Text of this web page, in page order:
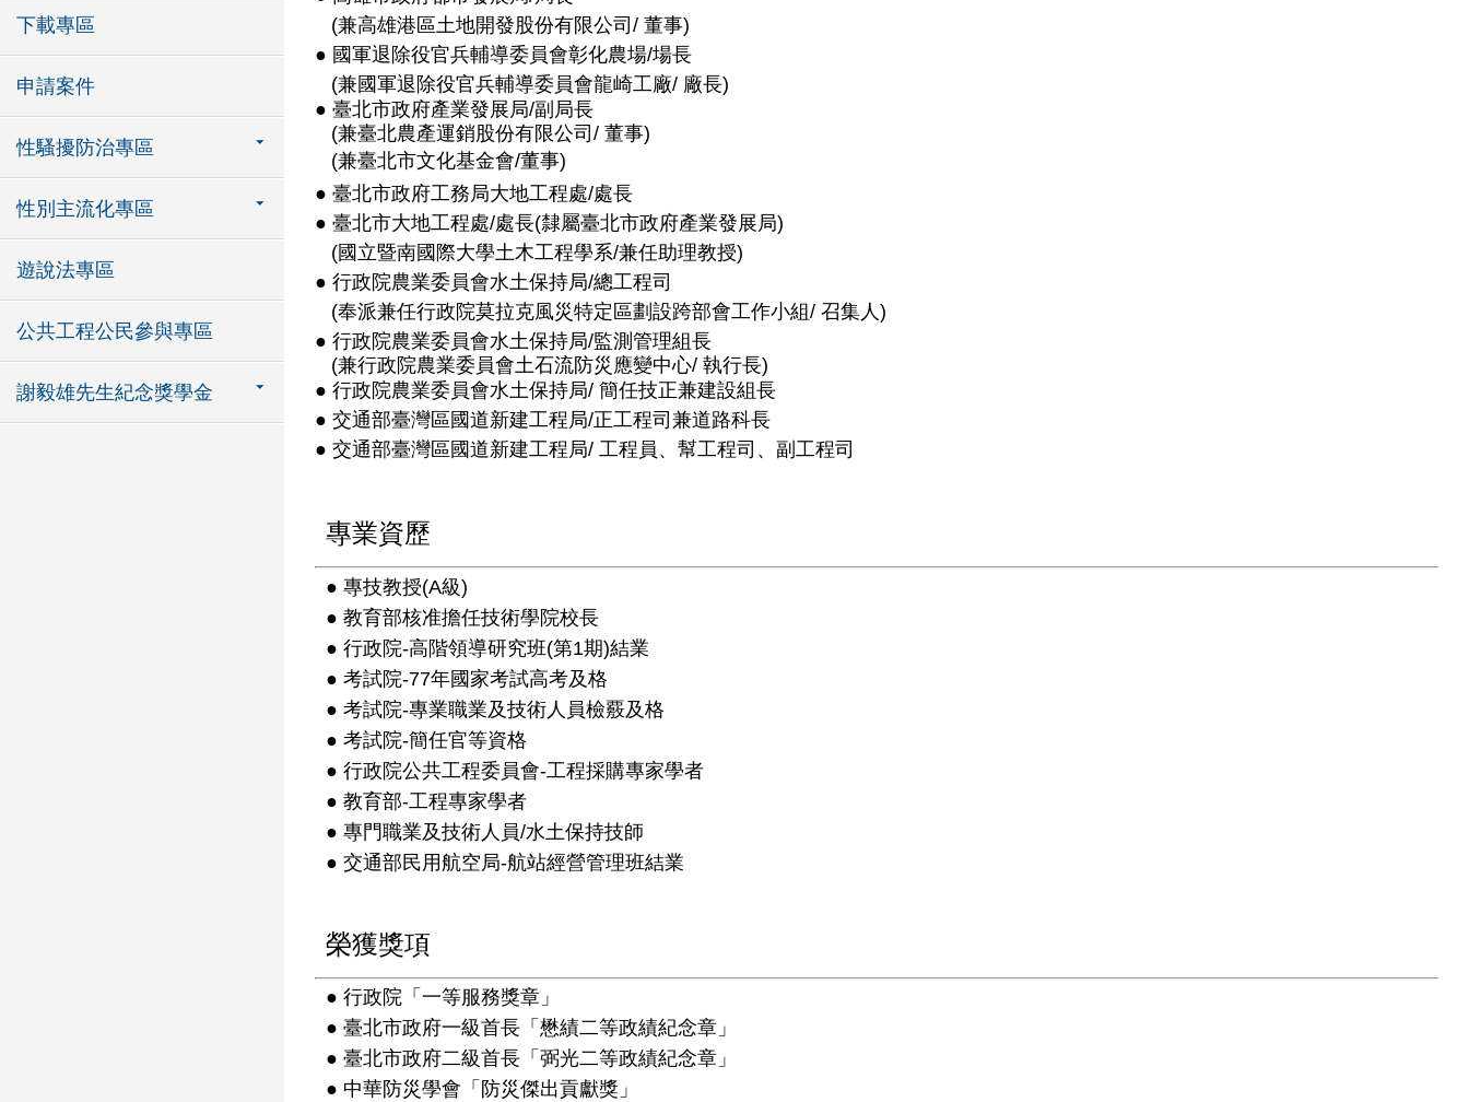
下載專區
申請案件
性騷擾防治專區
性別主流化專區
遊說法專區
公共工程公民參與專區
謝毅雄先生紀念獎學金
(兼高雄港區土地開發股份有限公司/ 董事)
● 國軍退除役官兵輔導委員會彰化農場/場長
(兼國軍退除役官兵輔導委員會龍崎工廠/ 廠長)
● 臺北市政府產業發展局/副局長
(兼臺北農產運銷股份有限公司/ 董事)
(兼臺北市文化基金會/董事)
● 臺北市政府工務局大地工程處/處長
● 臺北市大地工程處/處長(隸屬臺北市政府產業發展局)
(國立暨南國際大學土木工程學系/兼任助理教授)
● 行政院農業委員會水土保持局/總工程司
(奉派兼任行政院莫拉克風災特定區劃設跨部會工作小組/ 召集人)
● 行政院農業委員會水土保持局/監測管理組長
(兼行政院農業委員會土石流防災應變中心/ 執行長)
● 行政院農業委員會水土保持局/ 簡任技正兼建設組長
● 交通部臺灣區國道新建工程局/正工程司兼道路科長
● 交通部臺灣區國道新建工程局/ 工程員、幫工程司、副工程司
專業資歷
● 專技教授(A級)
● 教育部核准擔任技術學院校長
● 行政院-高階領導研究班(第1期)結業
● 考試院-77年國家考試高考及格
● 考試院-專業職業及技術人員檢覈及格
● 考試院-簡任官等資格
● 行政院公共工程委員會-工程採購專家學者
● 教育部-工程專家學者
● 專門職業及技術人員/水土保持技師
● 交通部民用航空局-航站經營管理班結業
榮獲獎項
● 行政院「一等服務獎章」
● 臺北市政府一級首長「懋績二等政績紀念章」
● 臺北市政府二級首長「弼光二等政績紀念章」
● 中華防災學會「防災傑出貢獻獎」